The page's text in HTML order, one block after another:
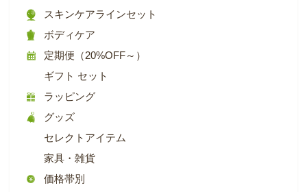
スキンケアラインセット
ボディケア
定期便（20%OFF～）
ギフト セット
ラッピング
グッズ
セレクトアイテム
家具・雑貨
価格帯別